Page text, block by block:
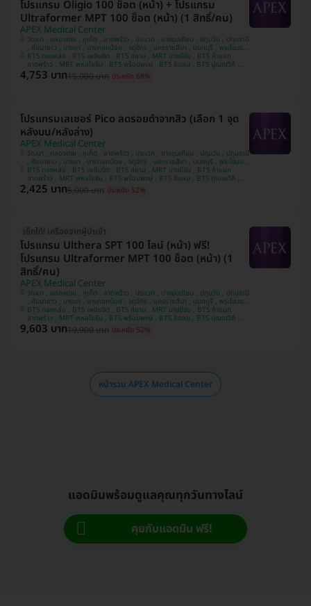
โปรแกรม Oligio 100 ช็อต (หน้า) + โปรแกรม
Ultraformer MPT 100 ช็อต (หน้า) (1 สิทธิ์/คน)
APEX Medical Center
วัฒนา , คลองเตย , ภูเก็ต , ลาดพร้าว , ประเวศ , บางขุนเทียน , ปทุมวัน , ปทุมธานี
, คันนายาว , บางนา , บางกอกน้อย , จตุจักร , นครราชสีมา , นนทบุรี , พระโขนง ,
บางรัก , ชลบุรี , ห้วยขวาง , เชียงใหม่ , พระนครศรีอยุธยา , สมุทรปราการ ,
ประจวบคีรีขันธ์ , บางคอแหลม , ยานนาวา , หลักสี่ , นครสวรรค์ , บางแค ,
BTS ทองหล่อ , BTS เพลินจิต , BTS สยาม , MRT บางยี่ขัน , BTS ห้าแยก
ลาดพร้าว , MRT พหลโยธิน , BTS พร้อมพงษ์ , BTS ชิดลม , BTS ปุณณวิถี ,
MRT สีลม , BTS ศาลาแดง , MRT พระราม 9 , MRT ลาดพร้าว 71 , MRT สาม
ย่าน , BTS นานา , MRT สุขุมวิท , BTS อโศก , BTS เจริญนคร , MRT สวนหลวง
4,753 บาท15,000 บาท ประหยัด 68%
โปรแกรมเลเซอร์ Pico ลดรอยดำจากสิว (เลือก 1 จุด
หลังบน/หลังล่าง)
APEX Medical Center
วัฒนา , คลองเตย , ภูเก็ต , ลาดพร้าว , ประเวศ , บางขุนเทียน , ปทุมวัน , ปทุมธานี
, คันนายาว , บางนา , บางกอกน้อย , จตุจักร , นครราชสีมา , นนทบุรี , พระโขนง ,
บางรัก , ชลบุรี , ห้วยขวาง , เชียงใหม่ , พระนครศรีอยุธยา , สมุทรปราการ ,
ประจวบคีรีขันธ์ , บางคอแหลม , ยานนาวา , หลักสี่ , นครสวรรค์ , บางแค ,
BTS ทองหล่อ , BTS เพลินจิต , BTS สยาม , MRT บางยี่ขัน , BTS ห้าแยก
ลาดพร้าว , MRT พหลโยธิน , BTS พร้อมพงษ์ , BTS ชิดลม , BTS ปุณณวิถี ,
MRT สีลม , BTS ศาลาแดง , MRT พระราม 9 , MRT ลาดพร้าว 71 , MRT สาม
ย่าน , BTS นานา , MRT สุขุมวิท , BTS อโศก , BTS เจริญนคร , MRT สวนหลวง
2,425 บาท5,000 บาท ประหยัด 52%
เช็กได้! เครื่องจากผู้นำเข้า
โปรแกรม Ulthera SPT 100 ไลน์ (หน้า) ฟรี!
โปรแกรม Ultraformer MPT 100 ช็อต (หน้า) (1
สิทธิ์/คน)
APEX Medical Center
วัฒนา , คลองเตย , ภูเก็ต , ลาดพร้าว , ประเวศ , บางขุนเทียน , ปทุมวัน , ปทุมธานี
, คันนายาว , บางนา , บางกอกน้อย , จตุจักร , นครราชสีมา , นนทบุรี , พระโขนง ,
บางรัก , ชลบุรี , ห้วยขวาง , เชียงใหม่ , พระนครศรีอยุธยา , สมุทรปราการ ,
ประจวบคีรีขันธ์ , บางคอแหลม , ยานนาวา , หลักสี่ , นครสวรรค์ , บางแค ,
BTS ทองหล่อ , BTS เพลินจิต , BTS สยาม , MRT บางยี่ขัน , BTS ห้าแยก
ลาดพร้าว , MRT พหลโยธิน , BTS พร้อมพงษ์ , BTS ชิดลม , BTS ปุณณวิถี ,
MRT สีลม , BTS ศาลาแดง , MRT พระราม 9 , MRT ลาดพร้าว 71 , MRT สาม
ย่าน , BTS นานา , MRT สุขุมวิท , BTS อโศก , BTS เจริญนคร , MRT สวนหลวง
9,603 บาท19,900 บาท ประหยัด 52%
หน้ารวม APEX Medical Center
แอดมินพร้อมดูแลคุณทุกวันทางไลน์
คุยกับแอดมิน ฟรี!